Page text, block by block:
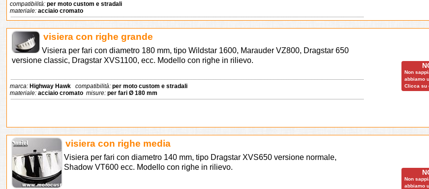
compatibilità:per moto custom e stradali
materiale:acciaio cromato
visiera con righe grande
Visiera per fari con diametro 180 mm, tipo Wildstar 1600, Marauder VZ800, Dragstar 650
versione classic, Dragstar XVS1100, ecc. Modello con righe in rilievo.
marca: Highway Hawk compatibilità:per moto custom e stradali
materiale:acciaio cromato misure:per fari Ø 180 mm
Non
abbiamo
Clicca su
visiera con righe media
Visiera per fari con diametro 140 mm, tipo Dragstar XVS650 versione normale,
Shadow VT600 ecc. Modello con righe in rilievo.
Non
abbiamo